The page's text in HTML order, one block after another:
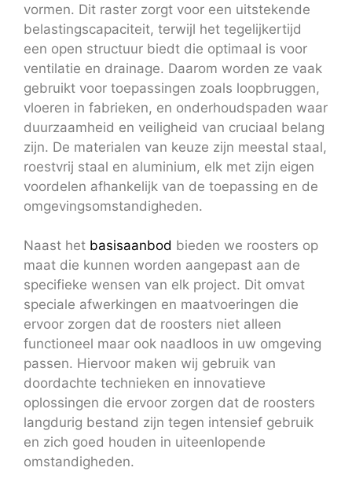
vormen. Dit raster zorgt voor een uitstekende
belastingscapaciteit, terwijl het tegelijkertijd
een open structuur biedt die optimaal is voor
ventilatie en drainage. Daarom worden ze vaak
gebruikt voor toepassingen zoals loopbruggen,
vloeren in fabrieken, en onderhoudspaden waar
duurzaamheid en veiligheid van cruciaal belang
zijn. De materialen van keuze zijn meestal staal,
roestvrij staal en aluminium, elk met zijn eigen
voordelen afhankelijk van de toepassing en de
omgevingsomstandigheden.
Naast het basisaanbod bieden we roosters op
maat die kunnen worden aangepast aan de
specifieke wensen van elk project. Dit omvat
speciale afwerkingen en maatvoeringen die
ervoor zorgen dat de roosters niet alleen
functioneel maar ook naadloos in uw omgeving
passen. Hiervoor maken wij gebruik van
doordachte technieken en innovatieve
oplossingen die ervoor zorgen dat de roosters
langdurig bestand zijn tegen intensief gebruik
en zich goed houden in uiteenlopende
omstandigheden.